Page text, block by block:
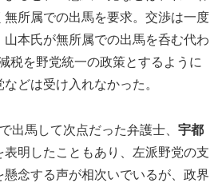
無所属での出馬を要求。交渉は一度
本氏が無所属での出馬を呑む代わ
税を野党統一の政策とするように
どは受け入れなかった。
出馬して次点だった弁護士、 宇都
表明したこともあり、左派野党の支
念する声が相次いでいるが、政界